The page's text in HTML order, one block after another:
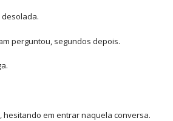
perguntou, segundos depois.
hesitando em entrar naquela conversa.